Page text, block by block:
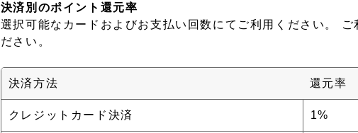
決済別のポイント還元率
選択可能なカードおよびお支払い回数にてご利用ください。
ださい。
決済方法 還元率
クレジットカード決済 1%